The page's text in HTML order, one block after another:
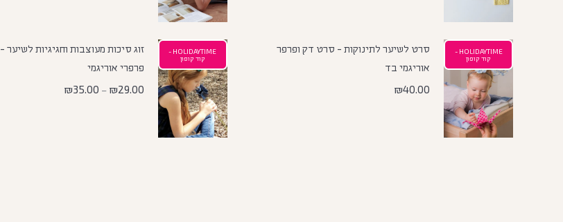
HOLIDAYTIME -
קוד קופון
סרט לשיער לתינוקות - סרט דק ופרפר
אוריגמי בד
₪40.00
HOLIDAYTIME -
קוד קופון
זוג סיכות מעוצבות וחגיגיות לשיער -
פרפרי אוריגמי
₪29.00
–
₪35.00